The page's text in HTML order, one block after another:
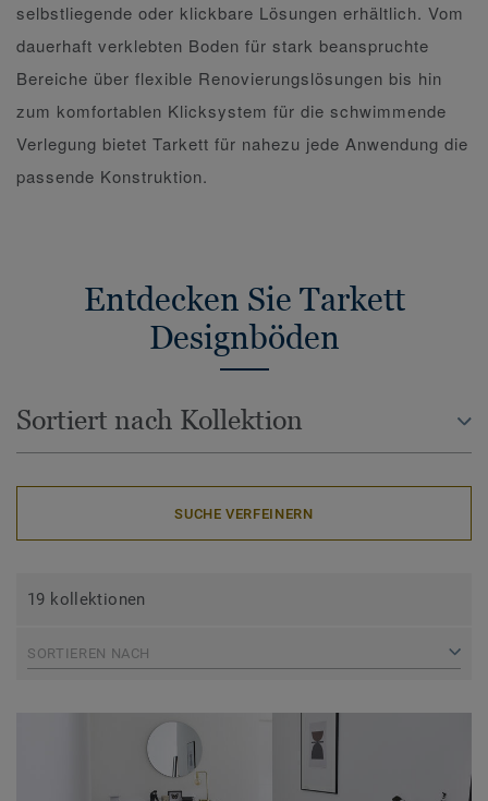
selbstliegende oder klickbare Lösungen erhältlich. Vom
dauerhaft verklebten Boden für stark beanspruchte
Bereiche über flexible Renovierungslösungen bis hin
zum komfortablen Klicksystem für die schwimmende
Verlegung bietet Tarkett für nahezu jede Anwendung die
passende Konstruktion.
Entdecken Sie Tarkett
Designböden
Sortiert nach Kollektion
SUCHE VERFEINERN
19 kollektionen
SORTIEREN NACH